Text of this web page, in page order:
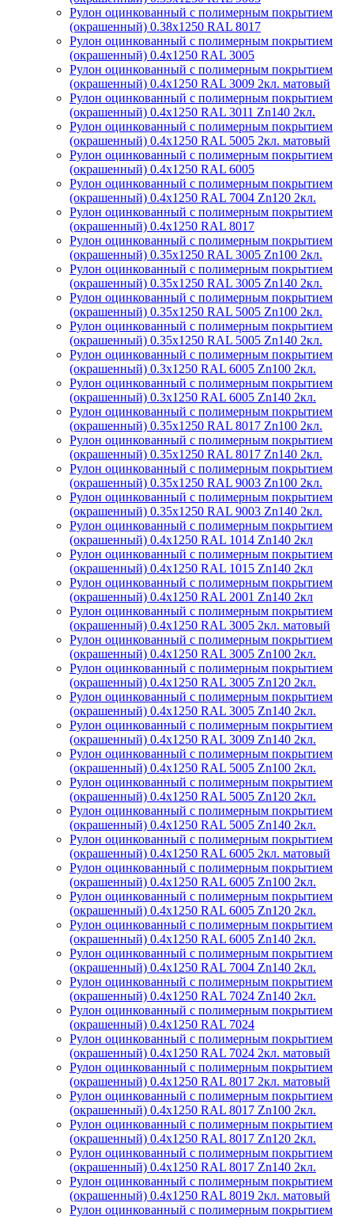
Рулон оцинкованный с полимерным покрытием
(окрашенный) 0.38x1250 RAL 8017
Рулон оцинкованный с полимерным покрытием
(окрашенный) 0.4x1250 RAL 3005
Рулон оцинкованный с полимерным покрытием
(окрашенный) 0.4x1250 RAL 3009 2кл. матовый
Рулон оцинкованный с полимерным покрытием
(окрашенный) 0.4x1250 RAL 3011 Zn140 2кл.
Рулон оцинкованный с полимерным покрытием
(окрашенный) 0.4x1250 RAL 5005 2кл. матовый
Рулон оцинкованный с полимерным покрытием
(окрашенный) 0.4x1250 RAL 6005
Рулон оцинкованный с полимерным покрытием
(окрашенный) 0.4x1250 RAL 7004 Zn120 2кл.
Рулон оцинкованный с полимерным покрытием
(окрашенный) 0.4x1250 RAL 8017
Рулон оцинкованный с полимерным покрытием
(окрашенный) 0.35x1250 RAL 3005 Zn100 2кл.
Рулон оцинкованный с полимерным покрытием
(окрашенный) 0.35x1250 RAL 3005 Zn140 2кл.
Рулон оцинкованный с полимерным покрытием
(окрашенный) 0.35x1250 RAL 5005 Zn100 2кл.
Рулон оцинкованный с полимерным покрытием
(окрашенный) 0.35x1250 RAL 5005 Zn140 2кл.
Рулон оцинкованный с полимерным покрытием
(окрашенный) 0.3x1250 RAL 6005 Zn100 2кл.
Рулон оцинкованный с полимерным покрытием
(окрашенный) 0.3x1250 RAL 6005 Zn140 2кл.
Рулон оцинкованный с полимерным покрытием
(окрашенный) 0.35x1250 RAL 8017 Zn100 2кл.
Рулон оцинкованный с полимерным покрытием
(окрашенный) 0.35x1250 RAL 8017 Zn140 2кл.
Рулон оцинкованный с полимерным покрытием
(окрашенный) 0.35x1250 RAL 9003 Zn100 2кл.
Рулон оцинкованный с полимерным покрытием
(окрашенный) 0.35x1250 RAL 9003 Zn140 2кл.
Рулон оцинкованный с полимерным покрытием
(окрашенный) 0.4x1250 RAL 1014 Zn140 2кл
Рулон оцинкованный с полимерным покрытием
(окрашенный) 0.4x1250 RAL 1015 Zn140 2кл
Рулон оцинкованный с полимерным покрытием
(окрашенный) 0.4x1250 RAL 2001 Zn140 2кл
Рулон оцинкованный с полимерным покрытием
(окрашенный) 0.4x1250 RAL 3005 2кл. матовый
Рулон оцинкованный с полимерным покрытием
(окрашенный) 0.4x1250 RAL 3005 Zn100 2кл.
Рулон оцинкованный с полимерным покрытием
(окрашенный) 0.4x1250 RAL 3005 Zn120 2кл.
Рулон оцинкованный с полимерным покрытием
(окрашенный) 0.4x1250 RAL 3005 Zn140 2кл.
Рулон оцинкованный с полимерным покрытием
(окрашенный) 0.4x1250 RAL 3009 Zn140 2кл.
Рулон оцинкованный с полимерным покрытием
(окрашенный) 0.4x1250 RAL 5005 Zn100 2кл.
Рулон оцинкованный с полимерным покрытием
(окрашенный) 0.4x1250 RAL 5005 Zn120 2кл.
Рулон оцинкованный с полимерным покрытием
(окрашенный) 0.4x1250 RAL 5005 Zn140 2кл.
Рулон оцинкованный с полимерным покрытием
(окрашенный) 0.4x1250 RAL 6005 2кл. матовый
Рулон оцинкованный с полимерным покрытием
(окрашенный) 0.4x1250 RAL 6005 Zn100 2кл.
Рулон оцинкованный с полимерным покрытием
(окрашенный) 0.4x1250 RAL 6005 Zn120 2кл.
Рулон оцинкованный с полимерным покрытием
(окрашенный) 0.4x1250 RAL 6005 Zn140 2кл.
Рулон оцинкованный с полимерным покрытием
(окрашенный) 0.4x1250 RAL 7004 Zn140 2кл.
Рулон оцинкованный с полимерным покрытием
(окрашенный) 0.4x1250 RAL 7024 Zn140 2кл.
Рулон оцинкованный с полимерным покрытием
(окрашенный) 0.4x1250 RAL 7024
Рулон оцинкованный с полимерным покрытием
(окрашенный) 0.4x1250 RAL 7024 2кл. матовый
Рулон оцинкованный с полимерным покрытием
(окрашенный) 0.4x1250 RAL 8017 2кл. матовый
Рулон оцинкованный с полимерным покрытием
(окрашенный) 0.4x1250 RAL 8017 Zn100 2кл.
Рулон оцинкованный с полимерным покрытием
(окрашенный) 0.4x1250 RAL 8017 Zn120 2кл.
Рулон оцинкованный с полимерным покрытием
(окрашенный) 0.4x1250 RAL 8017 Zn140 2кл.
Рулон оцинкованный с полимерным покрытием
(окрашенный) 0.4x1250 RAL 8019 2кл. матовый
Рулон оцинкованный с полимерным покрытием